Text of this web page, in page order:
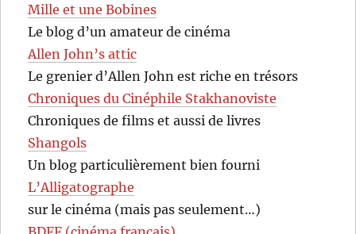
Mille et une Bobines
Le blog d’un amateur de cinéma
Allen John’s attic
Le grenier d’Allen John est riche en trésors
Chroniques du Cinéphile Stakhanoviste
Chroniques de films et aussi de livres
Shangols
Un blog particulièrement bien fourni
L’Alligatographe
sur le cinéma (mais pas seulement…)